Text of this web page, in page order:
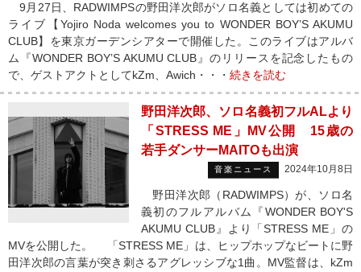
9月27日、RADWIMPSの野田洋次郎がソロ名義としては初めての
ライブ【Yojiro Noda welcomes you to WONDER BOY’S AKUMU
CLUB】を東京ガーデンシアターで開催した。このライブはアルバ
ム『WONDER BOY’S AKUMU CLUB』のリリースを記念したもの
で、ゲストアクトとしてkZm、Awich・・・ 続きを読む
野田洋次郎、ソロ名義初フルALより
「STRESS ME」MV公開 15歳の
若手ダンサーMAITOも出演
音楽ニュース 2024年10月8日
野田洋次郎（RADWIMPS）が、ソロ名
義初のフルアルバム『WONDER BOY'S
AKUMU CLUB』より「STRESS ME」の
MVを公開した。 「STRESS ME」は、ヒップホップなビートに野
田洋次郎の言葉が突き刺さるアグレッシブな1曲。MV監督は、kZm